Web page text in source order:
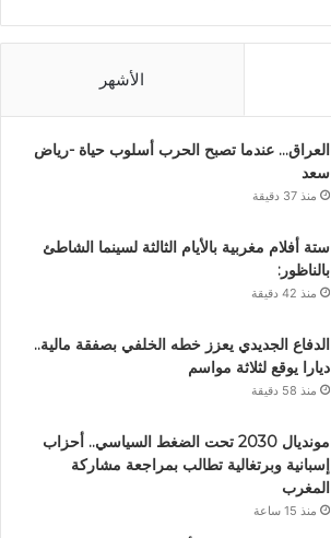
الأشهر
العراق… عندما تصبح الحرب أسلوب حياة -رياض
سعد
منذ 37 دقيقة
ستة أفلام مغربية بالأيام الثالثة لسينما الشاطئ
بالناظور:
منذ 42 دقيقة
الدفاع الجديدي يعزز خطه الخلفي بصفقة مالية..
ديارا يوقع لثلاثة مواسم
منذ 58 دقيقة
مونديال 2030 تحت الضغط السياسي.. أحزاب
إسبانية وبرتغالية تطالب بمراجعة مشاركة
المغرب
منذ 15 ساعة